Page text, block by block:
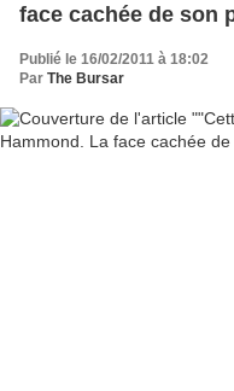
face cachée de son
Publié le 16/02/2011 à 18:02
Par The Bursar